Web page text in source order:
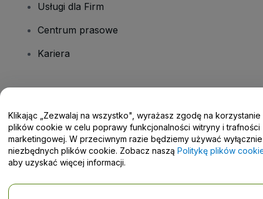
Usługi dla Firm
Centrum prasowe
Kariera
Centrum pomocy / Skontaktuj się z nami
Klikając „Zezwalaj na wszystko", wyrażasz zgodę na korzystanie
plików cookie w celu poprawy funkcjonalności witryny i trafności
marketingowej. W przeciwnym razie będziemy używać wyłącznie
niezbędnych plików cookie. Zobacz naszą Politykę plików
aby uzyskać więcej informacji.